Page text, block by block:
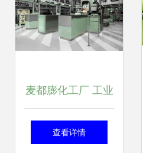
麦都膨化工厂 工业
美学工业风中的精
查看详情